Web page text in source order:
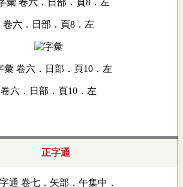
卷六．日部．頁8．左
卷六．日部．頁10．左
正字通